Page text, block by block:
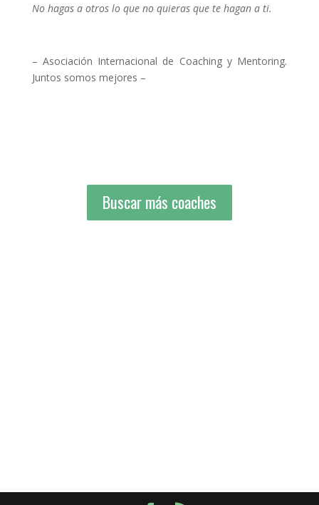
No hagas a otros lo que no quieras que te hagan a ti.
– Asociación Internacional de Coaching y Mentoring.
Juntos somos mejores –
Buscar más coaches